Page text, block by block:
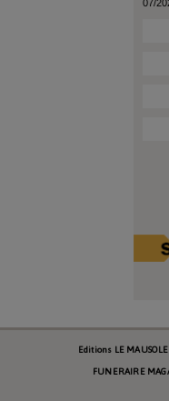
07/
Editions LE
FUNERAIRE